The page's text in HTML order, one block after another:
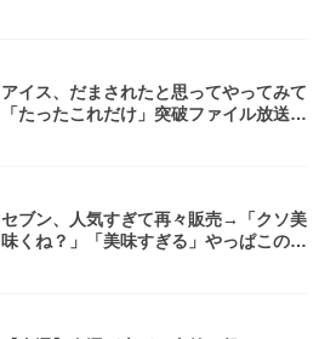
アイス、だまされたと思ってやってみて
「たったこれだけ」突破ファイル放送で
セブン、人気すぎて再々販売→「クソ美
味くね？」「美味すぎる」やっぱこのク